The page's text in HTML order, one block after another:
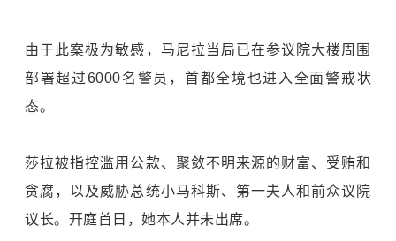
由于此案极为敏感，马尼拉当局已在参议院大楼周围
部署超过6000名警员，首都全境也进入全面警戒状
态。
莎拉被指控滥用公款、聚敛不明来源的财富、受贿和
贪腐，以及威胁总统小马科斯、第一夫人和前众议院
议长。开庭首日，她本人并未出席。